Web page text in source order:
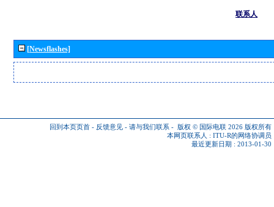
联系人
[Newsflashes]
回到本页页首 - 反馈意见 - 请与我们联系 - 版权 © 国际电联 2026 版权所有
本网页联系人 : ITU-R的网络协调员
最近更新日期 : 2013-01-30